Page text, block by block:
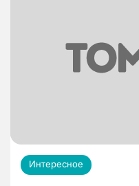
Интересное